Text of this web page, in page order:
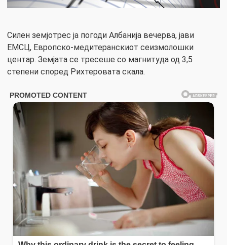
Силен земјотрес ја погоди Албанија вечерва, јави
ЕМСЦ, Европско-медитеранскиот сеизмолошки
центар. Земјата се тресеше со магнитуда од 3,5
степени според Рихтеровата скала.